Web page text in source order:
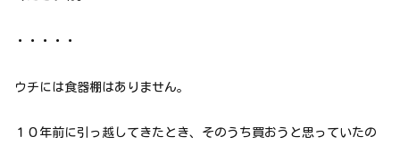
・・・・・
ウチには食器棚はありません。
１０年前に引っ越してきたとき、そのうち買おうと思っていたの